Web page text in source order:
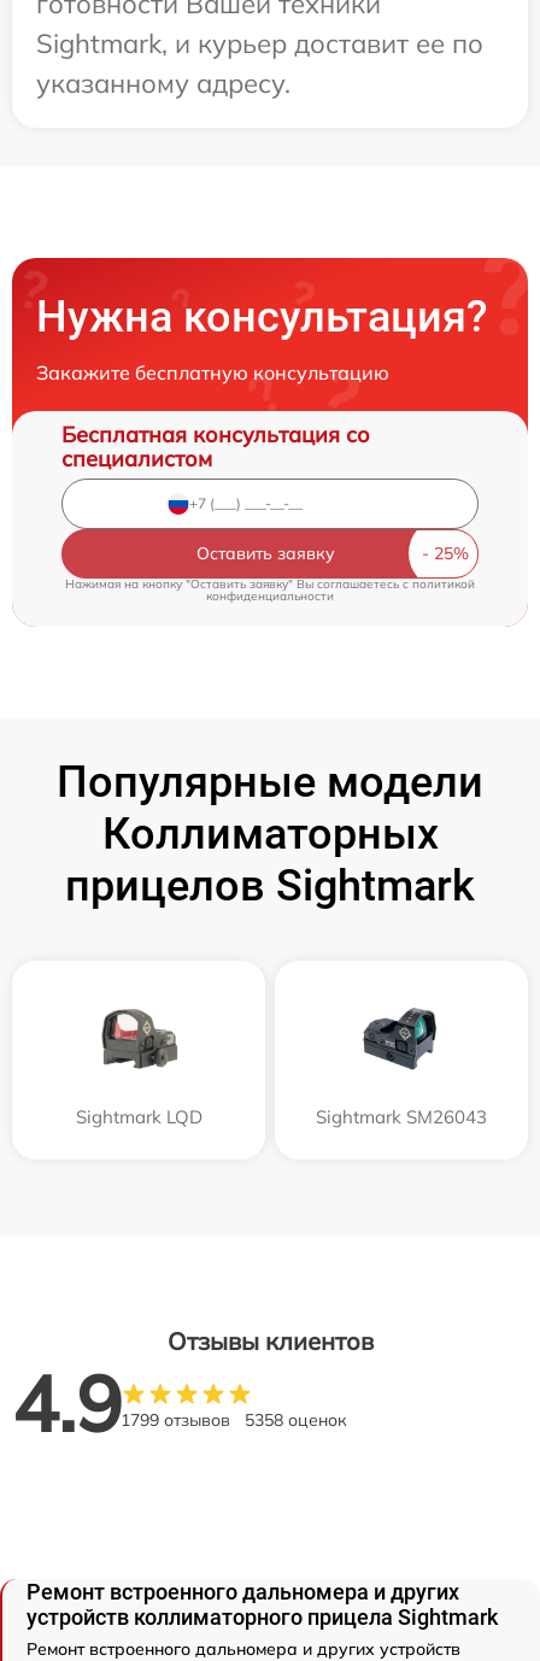
Sightmark, и курьер доставит ее по
указанному адресу.
Нужна консультация?
Закажите бесплатную консультацию
Бесплатная консультация со
специалистом
Оставить заявку
Нажимая на кнопку "Оставить заявку" Вы соглашаетесь cполитикой
конфиденциальности
Популярные модели
Коллиматорных
прицелов Sightmark
Sightmark LQD Sightmark SM26043
Отзывы клиентов
4.91799 отзывов 5358 оценок
Ремонт встроенного дальномера и других
устройств коллиматорного прицела Sightmark
Ремонт встроенного дальномера и других устройств